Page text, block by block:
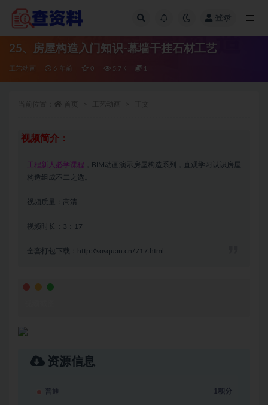
登录
25、房屋构造入门知识-幕墙干挂石材工艺
工艺动画 6 年前 0 5.7K 1
视频简介：
工程新人必学课程 ，BIM动画演示房屋构造系列，直观学习认识房屋
构造组成不二之选。
视频质量：高清
视频时长：3：17
全套打包下载： http://sosquan.cn/717.html
资源信息
普通 1积分